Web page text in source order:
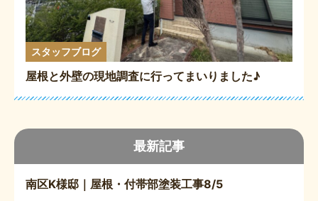
最新記事
南区K様邸｜屋根・付帯部塗装工事8/5
スタッフブログ
屋根と外壁の現地調査に行ってまいりました♪